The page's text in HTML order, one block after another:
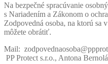
Na bezpečné spracúvanie
s Nariadením a Zákonom o
Zodpovedná osoba, na ktorú sa
môžete obrátiť.
Mail:
PP Protect s.r.o., Antona